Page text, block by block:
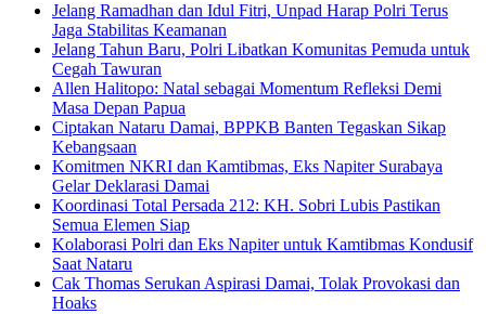
Jelang Ramadhan dan Idul Fitri, Unpad Harap Polri Terus
Jaga Stabilitas Keamanan
Jelang Tahun Baru, Polri Libatkan Komunitas Pemuda untuk
Cegah Tawuran
Allen Halitopo: Natal sebagai Momentum Refleksi Demi
Masa Depan Papua
Ciptakan Nataru Damai, BPPKB Banten Tegaskan Sikap
Kebangsaan
Komitmen NKRI dan Kamtibmas, Eks Napiter Surabaya
Gelar Deklarasi Damai
Koordinasi Total Persada 212: KH. Sobri Lubis Pastikan
Semua Elemen Siap
Kolaborasi Polri dan Eks Napiter untuk Kamtibmas Kondusif
Saat Nataru
Cak Thomas Serukan Aspirasi Damai, Tolak Provokasi dan
Hoaks